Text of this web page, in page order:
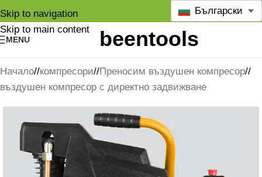
Skip to navigation
Skip to main content
MENU
Български
Начало/ компресори/ Преносим въздушен компресор/
въздушен компресор с директно задвижване